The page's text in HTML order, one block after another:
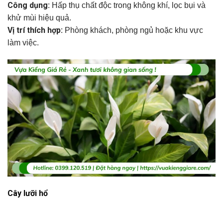
Công dụng: Hấp thụ chất độc trong không khí, lọc bụi và
khử mùi hiệu quả.
Vị trí thích hợp: Phòng khách, phòng ngủ hoặc khu vực
làm việc.
Cây lưỡi hổ